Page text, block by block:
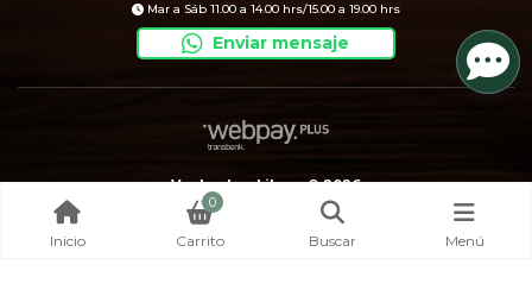
Mar a Sáb 11.00 a 14.00 hrs/15.00 a 19.00 hrs
Enviar mensaje
Vuelan Los Libros © 2026
Creado por
Bsale
Inicio
0
Carrito Buscar Menú